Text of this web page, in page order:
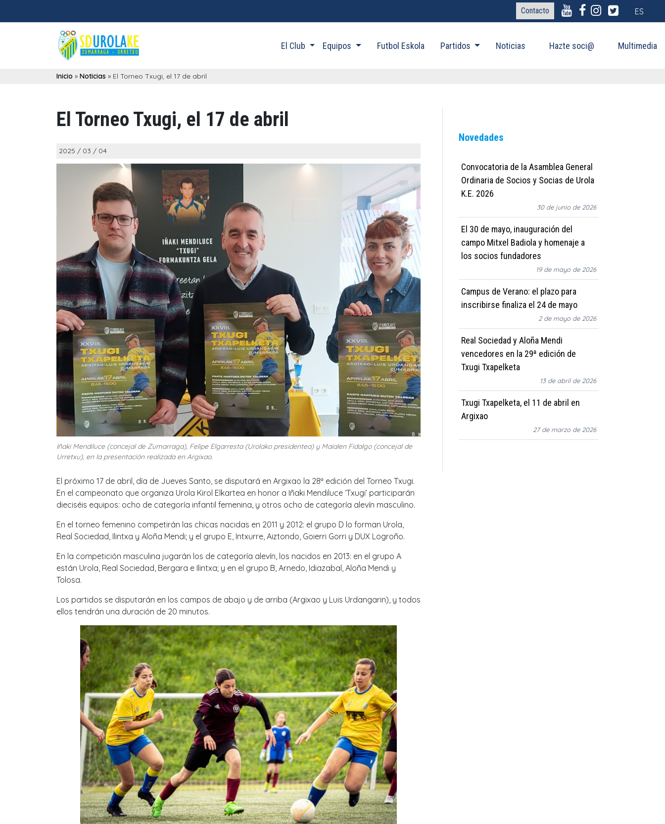
Contacto ES
El Club Equipos Futbol Eskola Partidos Noticias Hazte soci@ Multimedia
Inicio » Noticias » El Torneo Txugi, el 17 de abril
El Torneo Txugi, el 17 de abril
2025 / 03 / 04
Iñaki Mendiluce (concejal de Zumarraga), Felipe Elgarresta (Urolako presidentea) y Maialen Fidalgo (concejal de
Urretxu), en la presentación realizada en Argixao.
El próximo 17 de abril, día de Jueves Santo, se disputará en Argixao la 28ª edición del Torneo Txugi.
En el campeonato que organiza Urola Kirol Elkartea en honor a Iñaki Mendiluce ‘Txugi’ participarán
dieciséis equipos: ocho de categoría infantil femenina, y otros ocho de categoría alevín masculino.
En el torneo femenino competirán las chicas nacidas en 2011 y 2012: el grupo D lo forman Urola,
Real Sociedad, Ilintxa y Aloña Mendi; y el grupo E, Intxurre, Aiztondo, Goierri Gorri y DUX Logroño.
En la competición masculina jugarán los de categoría alevín, los nacidos en 2013: en el grupo A
están Urola, Real Sociedad, Bergara e Ilintxa; y en el grupo B, Arnedo, Idiazabal, Aloña Mendi y
Tolosa.
Los partidos se disputarán en los campos de abajo y de arriba (Argixao y Luis Urdangarin), y todos
ellos tendrán una duración de 20 minutos.
Novedades
Convocatoria de la Asamblea General
Ordinaria de Socios y Socias de Urola
K.E. 2026
30 de junio de 2026
El 30 de mayo, inauguración del
campo Mitxel Badiola y homenaje a
los socios fundadores
19 de mayo de 2026
Campus de Verano: el plazo para
inscribirse finaliza el 24 de mayo
2 de mayo de 2026
Real Sociedad y Aloña Mendi
vencedores en la 29ª edición de
Txugi Txapelketa
13 de abril de 2026
Txugi Txapelketa, el 11 de abril en
Argixao
27 de marzo de 2026